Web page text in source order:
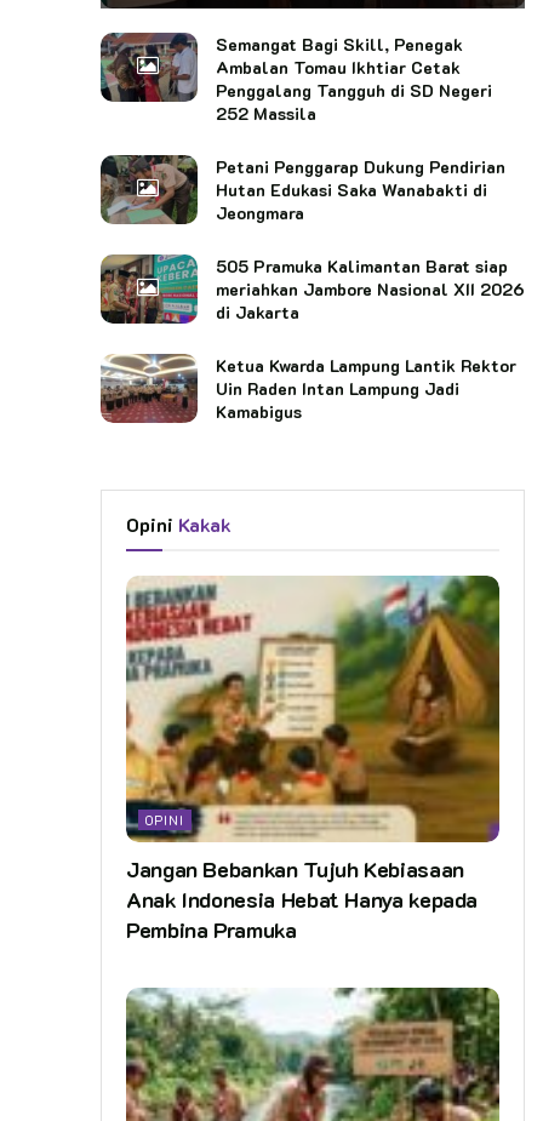
Semangat Bagi Skill, Penegak
Ambalan Tomau Ikhtiar Cetak
Penggalang Tangguh di SD Negeri
252 Massila
Petani Penggarap Dukung Pendirian
Hutan Edukasi Saka Wanabakti di
Jeongmara
505 Pramuka Kalimantan Barat siap
meriahkan Jambore Nasional XII 2026
di Jakarta
Ketua Kwarda Lampung Lantik Rektor
Uin Raden Intan Lampung Jadi
Kamabigus
Opini Kakak
OPINI
Jangan Bebankan Tujuh Kebiasaan
Anak Indonesia Hebat Hanya kepada
Pembina Pramuka